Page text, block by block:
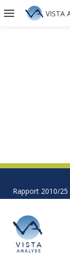
VISTA
Rapport 2010/25